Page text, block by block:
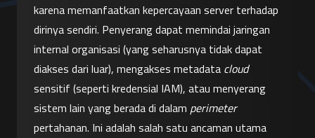
karena memanfaatkan kepercayaan server terhadap
dirinya sendiri. Penyerang dapat memindai jaringan
internal organisasi (yang seharusnya tidak dapat
diakses dari luar), mengakses metadata cloud
sensitif (seperti kredensial IAM), atau menyerang
sistem lain yang berada di dalam perimeter
pertahanan. Ini adalah salah satu ancaman utama